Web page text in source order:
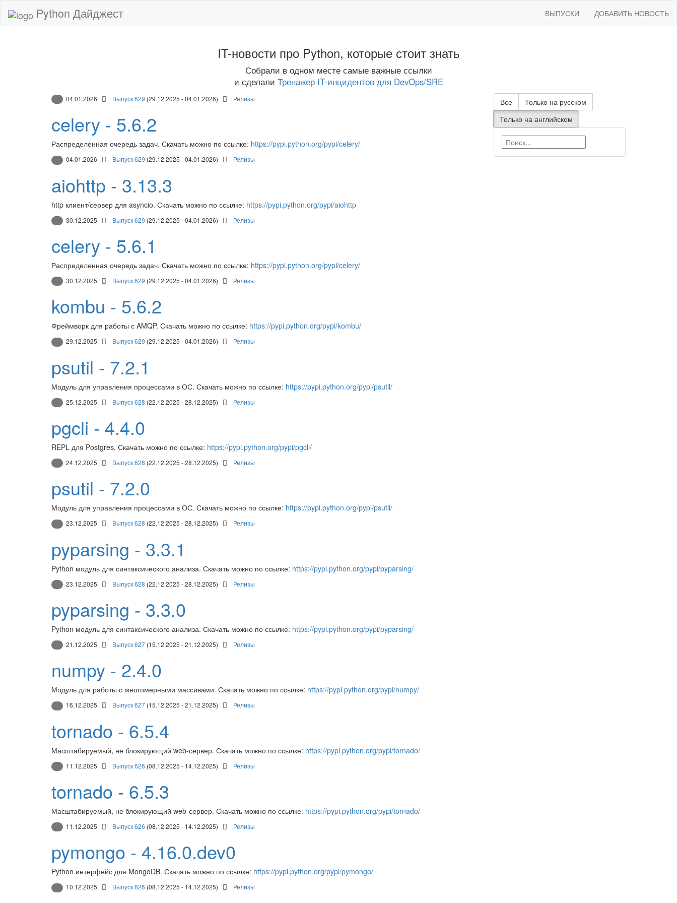
Python Дайджест ВЫПУСКИ ДОБАВИТЬ НОВОСТЬ
IT-новости про Python, которые стоит знать
Собрали в одном месте самые важные ссылки
и сделали Тренажер IT-инцидентов для DevOps/SRE
04.01.2026 Выпуск 629 (29.12.2025 - 04.01.2026) Релизы
celery - 5.6.2
Распределенная очередь задач. Скачать можно по ссылке: https://pypi.python.org/pypi/celery/
04.01.2026 Выпуск 629 (29.12.2025 - 04.01.2026) Релизы
aiohttp - 3.13.3
http клиент/сервер для asyncio. Скачать можно по ссылке: https://pypi.python.org/pypi/aiohttp
30.12.2025 Выпуск 629 (29.12.2025 - 04.01.2026) Релизы
celery - 5.6.1
Распределенная очередь задач. Скачать можно по ссылке: https://pypi.python.org/pypi/celery/
30.12.2025 Выпуск 629 (29.12.2025 - 04.01.2026) Релизы
kombu - 5.6.2
Фреймворк для работы с AMQP. Скачать можно по ссылке: https://pypi.python.org/pypi/kombu/
29.12.2025 Выпуск 629 (29.12.2025 - 04.01.2026) Релизы
psutil - 7.2.1
Модуль для управления процессами в ОС. Скачать можно по ссылке: https://pypi.python.org/pypi/psutil/
25.12.2025 Выпуск 628 (22.12.2025 - 28.12.2025) Релизы
pgcli - 4.4.0
REPL для Postgres. Скачать можно по ссылке: https://pypi.python.org/pypi/pgcli/
24.12.2025 Выпуск 628 (22.12.2025 - 28.12.2025) Релизы
psutil - 7.2.0
Модуль для управления процессами в ОС. Скачать можно по ссылке: https://pypi.python.org/pypi/psutil/
23.12.2025 Выпуск 628 (22.12.2025 - 28.12.2025) Релизы
pyparsing - 3.3.1
Python модуль для синтаксического анализа. Скачать можно по ссылке: https://pypi.python.org/pypi/pyparsing/
23.12.2025 Выпуск 628 (22.12.2025 - 28.12.2025) Релизы
pyparsing - 3.3.0
Python модуль для синтаксического анализа. Скачать можно по ссылке: https://pypi.python.org/pypi/pyparsing/
21.12.2025 Выпуск 627 (15.12.2025 - 21.12.2025) Релизы
numpy - 2.4.0
Модуль для работы с многомерными массивами. Скачать можно по ссылке: https://pypi.python.org/pypi/numpy/
16.12.2025 Выпуск 627 (15.12.2025 - 21.12.2025) Релизы
tornado - 6.5.4
Масштабируемый, не блокирующий web-сервер. Скачать можно по ссылке: https://pypi.python.org/pypi/tornado/
11.12.2025 Выпуск 626 (08.12.2025 - 14.12.2025) Релизы
tornado - 6.5.3
Масштабируемый, не блокирующий web-сервер. Скачать можно по ссылке: https://pypi.python.org/pypi/tornado/
11.12.2025 Выпуск 626 (08.12.2025 - 14.12.2025) Релизы
pymongo - 4.16.0.dev0
Python интерфейс для MongoDB. Скачать можно по ссылке: https://pypi.python.org/pypi/pymongo/
10.12.2025 Выпуск 626 (08.12.2025 - 14.12.2025) Релизы
Все
Только на русском
Только на английском